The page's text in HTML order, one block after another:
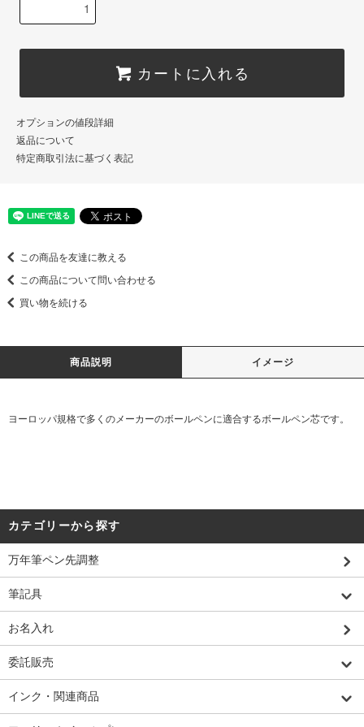
カートに入れる
オプションの値段詳細
返品について
特定商取引法に基づく表記
この商品を友達に教える
この商品について問い合わせる
買い物を続ける
商品説明 イメージ
ヨーロッパ規格で多くのメーカーのボールペンに適合するボールペン芯です。
カテゴリーから探す
万年筆ペン先調整
筆記具
お名入れ
委託販売
インク・関連商品